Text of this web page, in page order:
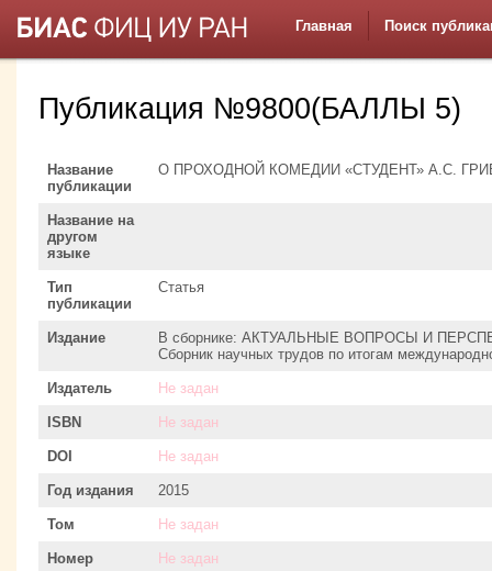
Главная Поиск
Публикация №9800(БАЛЛЫ 5)
Название
публикации
О ПРОХОДНОЙ КОМЕДИИ «СТУДЕНТ» А.С.
Название на
другом
языке
Тип
публикации
Статья
Издание
В сборнике: АКТУАЛЬНЫЕ ВОПРОСЫ И
Сборник научных трудов по итогам
Издатель Не задан
ISBN Не задан
DOI Не задан
Год издания 2015
Том Не задан
Номер Не задан